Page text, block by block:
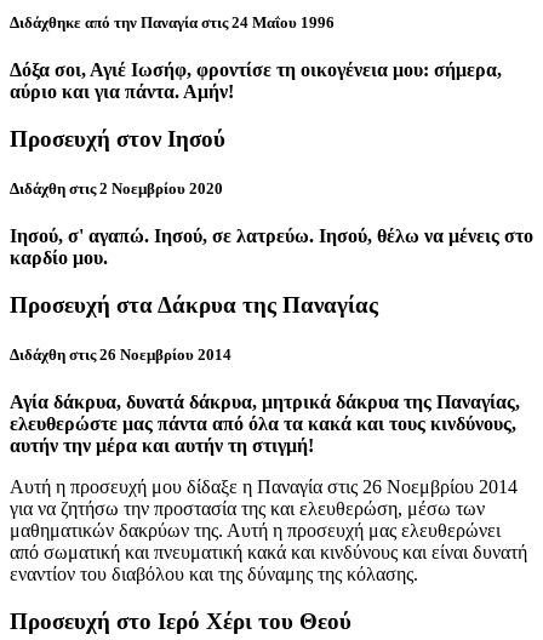
Διδάχθηκε από την Παναγία στις 24 Μαΐου 1996
Δόξα σοι, Αγιέ Ιωσήφ, φροντίσε τη οικογένεια μου: σήμερα,
αύριο και για πάντα. Αμήν!
Προσευχή στον Ιησού
Διδάχθη στις 2 Νοεμβρίου 2020
Ιησού, σ' αγαπώ. Ιησού, σε λατρεύω. Ιησού, θέλω να μένεις στο
καρδίο μου.
Προσευχή στα Δάκρυα της Παναγίας
Διδάχθη στις 26 Νοεμβρίου 2014
Αγία δάκρυα, δυνατά δάκρυα, μητρικά δάκρυα της Παναγίας,
ελευθερώστε μας πάντα από όλα τα κακά και τους κινδύνους,
αυτήν την μέρα και αυτήν τη στιγμή!
Αυτή η προσευχή μου δίδαξε η Παναγία στις 26 Νοεμβρίου 2014
για να ζητήσω την προστασία της και ελευθερώση, μέσω των
μαθηματικών δακρύων της. Αυτή η προσευχή μας ελευθερώνει
από σωματική και πνευματική κακά και κινδύνους και είναι δυνατή
εναντίον του διαβόλου και της δύναμης της κόλασης.
Προσευχή στο Ιερό Χέρι του Θεού